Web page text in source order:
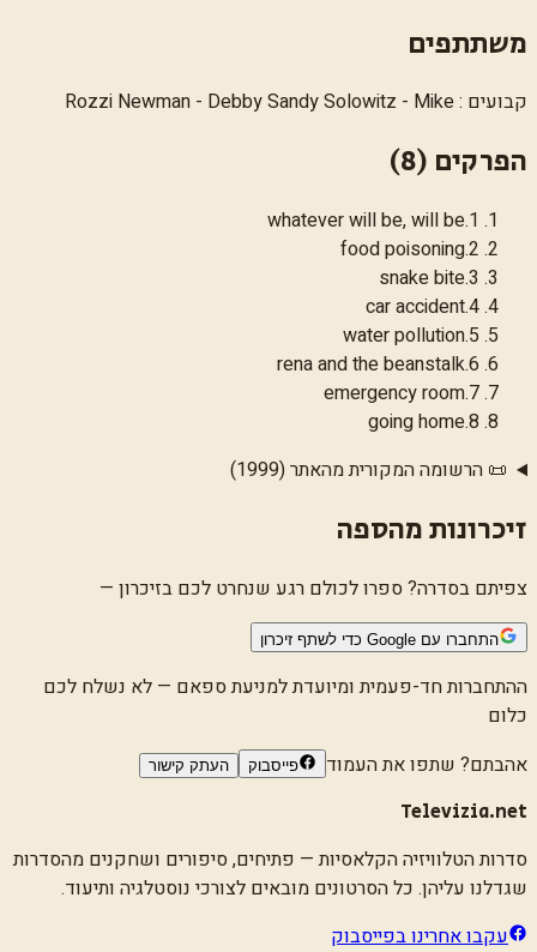
משתתפים
קבועים : Rozzi Newman - Debby Sandy Solowitz - Mike
הפרקים (8
)
1
.
whatever will be, will be
2
.
food poisoning
3
.
snake bite
4
.
car accident
5
.
water pollution
6
.
rena and the beanstalk
7
.
emergency room
8
.
going home
📜 הרשומה המקורית מהאתר (1999)
זיכרונות מהספה
צפיתם בסדרה? ספרו לכולם רגע שנחרט לכם בזיכרון —
התחברו עם Google כדי לשתף זיכרון
ההתחברות חד-פעמית ומיועדת למניעת ספאם — לא נשלח לכם
כלום
אהבתם? שתפו את העמוד
פייסבוק העתק קישור
Televizia.net
סדרות הטלוויזיה הקלאסיות— פתיחים, סיפורים ושחקנים מהסדרות
שגדלנו עליהן. כל הסרטונים מובאים לצורכי נוסטלגיה ותיעוד.
עקבו אחרינו בפייסבוק